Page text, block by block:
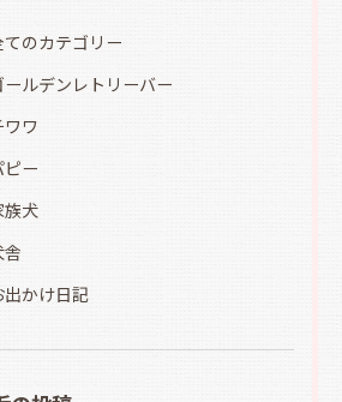
てのカテゴリー
ールデンレトリーバー
ワワ
ピー
族犬
舎
出かけ日記